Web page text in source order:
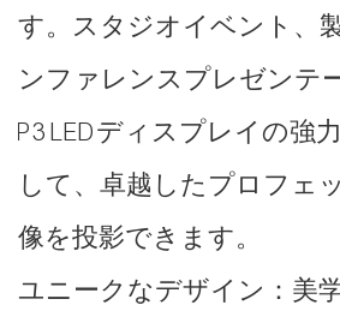
す。スタジオイベント、
ンファレンスプレゼンテ
P3 LEDディスプレイの強
して、卓越したプロフェ
像を投影できます。
ユニークなデザイン：美